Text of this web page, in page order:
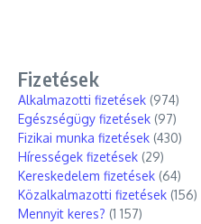
Fizetések
Alkalmazotti fizetések (974)
Egészségügy fizetések (97)
Fizikai munka fizetések (430)
Hírességek fizetések (29)
Kereskedelem fizetések (64)
Közalkalmazotti fizetések (156)
Mennyit keres? (1 157)